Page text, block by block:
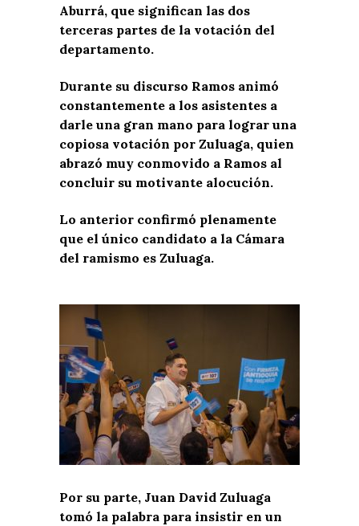
Aburrá, que significan las dos
terceras partes de la votación del
departamento.
Durante su discurso Ramos animó
constantemente a los asistentes a
darle una gran mano para lograr una
copiosa votación por Zuluaga, quien
abrazó muy conmovido a Ramos al
concluir su motivante alocución.
Lo anterior confirmó plenamente
que el único candidato a la Cámara
del ramismo es Zuluaga.
Por su parte, Juan David Zuluaga
tomó la palabra para insistir en un